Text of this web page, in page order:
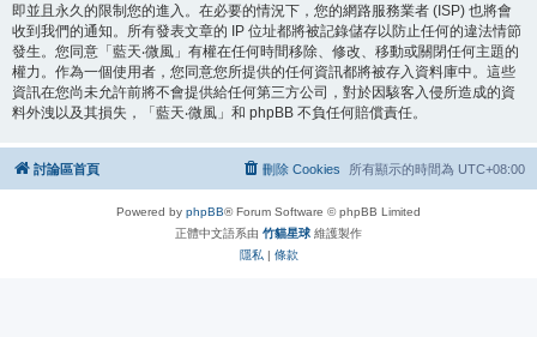
即並且永久的限制您的進入。在必要的情況下，您的網路服務業者 (ISP) 也將會
收到我們的通知。所有發表文章的 IP 位址都將被記錄儲存以防止任何的違法情節
發生。您同意「藍天‧微風」有權在任何時間移除、修改、移動或關閉任何主題的
權力。作為一個使用者，您同意您所提供的任何資訊都將被存入資料庫中。這些
資訊在您尚未允許前將不會提供給任何第三方公司，對於因駭客入侵所造成的資
料外洩以及其損失，「藍天‧微風」和 phpBB 不負任何賠償責任。
討論區首頁 所有顯示的時間為 UTC+08:00
刪除 Cookies
Powered by phpBB® Forum Software © phpBB Limited
正體中文語系由 竹貓星球 維護製作
隱私 | 條款